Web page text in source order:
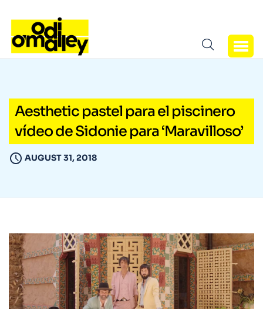
Aesthetic pastel para el piscinero
vídeo de Sidonie para ‘Maravilloso’
AUGUST 31, 2018